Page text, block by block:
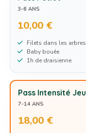
3-6 ANS
10,00 €
Filets dans les
Baby bouée
1h de draisienne
Pass Intensité
7-14 ANS
18,00 €